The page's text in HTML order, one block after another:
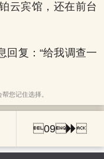
云宾馆，还在前台
回复：“给我调查一
您记住选择。
09 